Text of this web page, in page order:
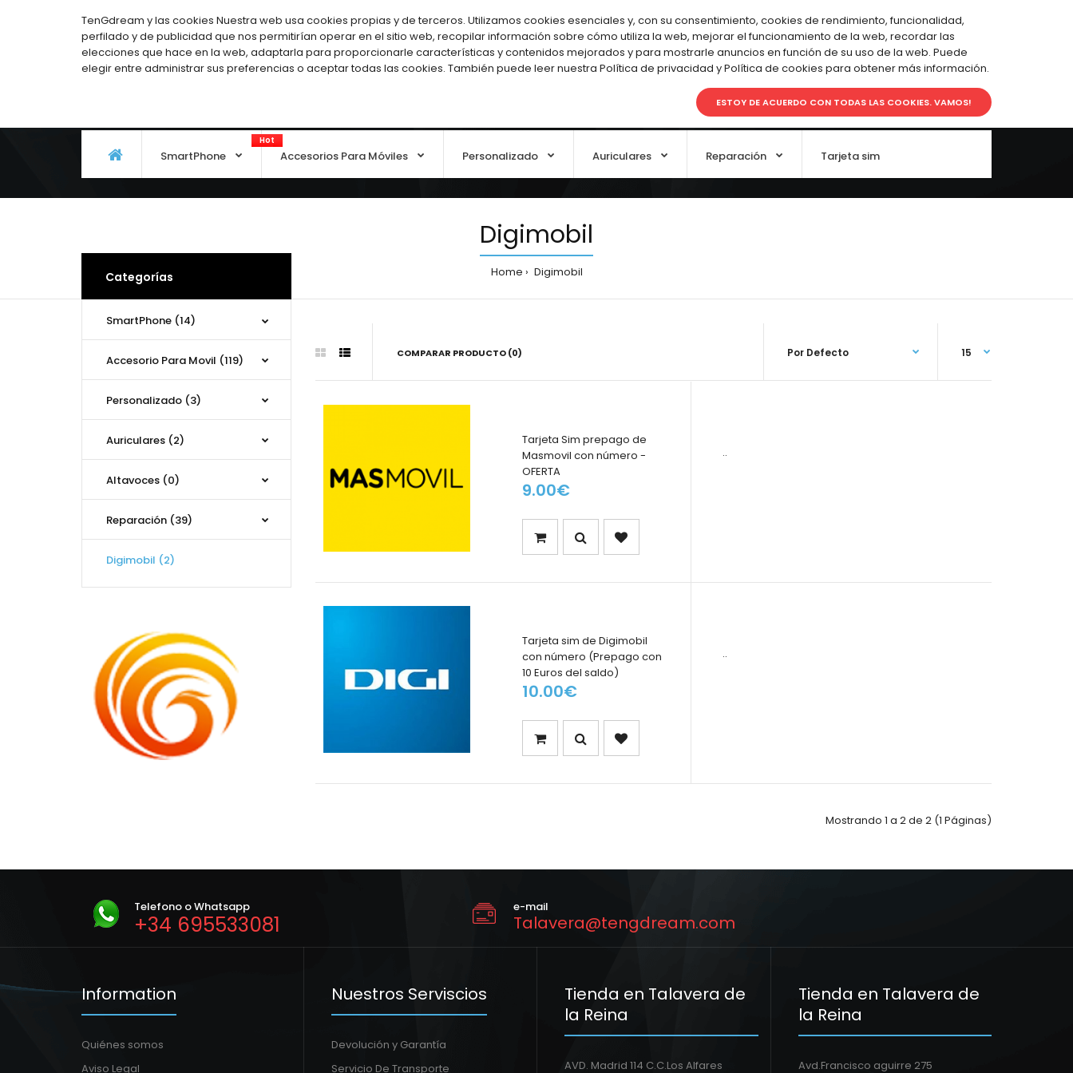
TenGdream y las cookies Nuestra web usa cookies propias y de terceros. Utilizamos cookies esenciales y, con su consentimiento, cookies de rendimiento, funcionalidad,
perfilado y de publicidad que nos permitirían operar en el sitio web, recopilar información sobre cómo utiliza la web, mejorar el funcionamiento de la web, recordar las
elecciones que hace en la web, adaptarla para proporcionarle características y contenidos mejorados y para mostrarle anuncios en función de su uso de la web. Puede
elegir entre administrar sus preferencias o aceptar todas las cookies. También puede leer nuestra Política de privacidad y Política de cookies para obtener más información.
ESTOY DE ACUERDO CON TODAS LAS COOKIES. VAMOS!
Cuenta Favoritos (0) Carro de Compras
Español
0 0.00€
SmartPhone Accesorios Para Móviles
Hot
Personalizado Auriculares Reparación Tarjeta sim
Digimobil
Home Digimobil
Categorías
SmartPhone (14)
Accesorio Para Movil (119)
Personalizado (3)
Auriculares (2)
Altavoces (0)
Reparación (39)
Digimobil (2)
COMPARAR PRODUCTO (0)
Tarjeta Sim prepago de
Masmovil con número -
OFERTA
9.00€
..
Tarjeta sim de Digimobil
con número (Prepago con
10 Euros del saldo)
10.00€
..
Mostrando 1 a 2 de 2 (1 Páginas)
Telefono o Whatsapp
+34 695533081
e-mail
Talavera@tengdream.com
Information
Quiénes somos
Aviso Legal
Nuestros Serviscios
Devolución y Garantía
Servicio De Transporte
Tienda en Talavera de
la Reina
AVD. Madrid 114 C.C.Los Alfares
Tienda en Talavera de
la Reina
Avd.Francisco aguirre 275